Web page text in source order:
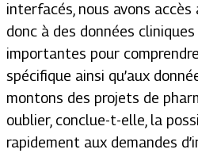
interfacés, nous avons
donc à des données
importantes pour
spécifique ainsi qu’aux
montons des projets de
oublier, conclue-t-elle, la
rapidement aux demandes